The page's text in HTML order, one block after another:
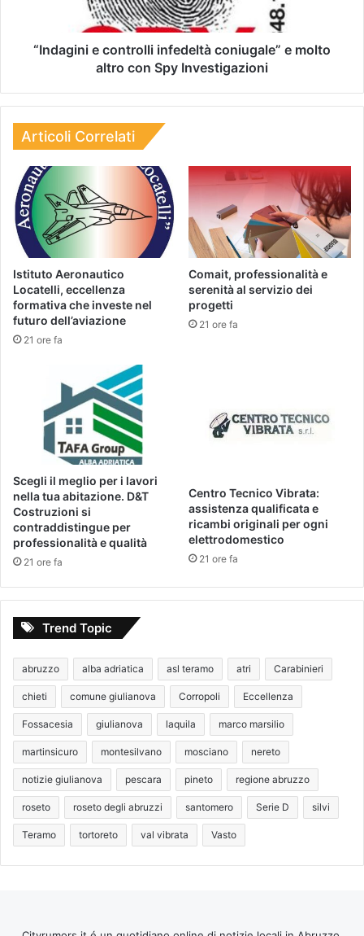
“Indagini e controlli infedeltà coniugale” e molto
altro con Spy Investigazioni
Articoli Correlati
Istituto Aeronautico
Locatelli, eccellenza
formativa che investe nel
futuro dell’aviazione
21 ore fa
Comait, professionalità e
serenità al servizio dei
progetti
21 ore fa
Scegli il meglio per i lavori
nella tua abitazione. D&T
Costruzioni si
contraddistingue per
professionalità e qualità
21 ore fa
Centro Tecnico Vibrata:
assistenza qualificata e
ricambi originali per ogni
elettrodomestico
21 ore fa
Trend Topic
abruzzo alba adriatica asl teramo atri Carabinieri
chieti comune giulianova Corropoli Eccellenza
Fossacesia giulianova laquila marco marsilio
martinsicuro montesilvano mosciano nereto
notizie giulianova pescara pineto regione abruzzo
roseto roseto degli abruzzi santomero Serie D silvi
Teramo tortoreto val vibrata Vasto